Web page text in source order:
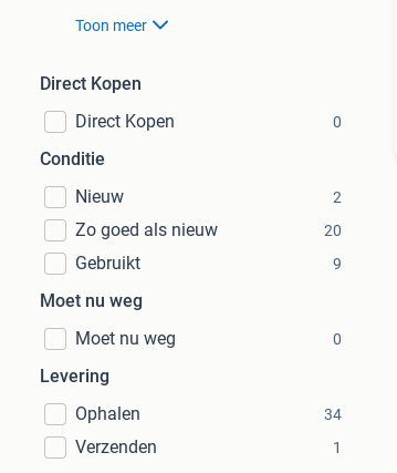
Toon meer
Direct Kopen
Direct Kopen
0
Conditie
Nieuw
2
Zo goed als nieuw 20
Gebruikt 9
Moet nu weg
Moet nu weg
0
Levering
Ophalen
34
Verzenden 1